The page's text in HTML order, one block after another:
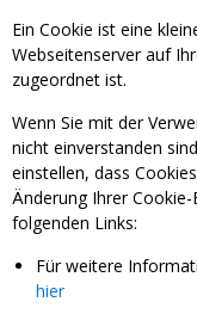
Ein Cookie ist eine
Webseitenserver auf
zugeordnet ist.
Wenn Sie mit der
nicht einverstanden
einstellen, dass
Änderung Ihrer
folgenden Links:
Für weitere
hier